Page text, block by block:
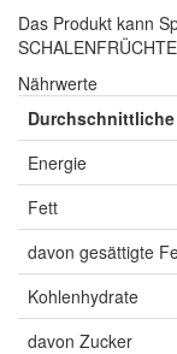
Das Produkt kann
Nährwerte
Energie
Fett
davon gesättigte
Kohlenhydrate
davon Zucker